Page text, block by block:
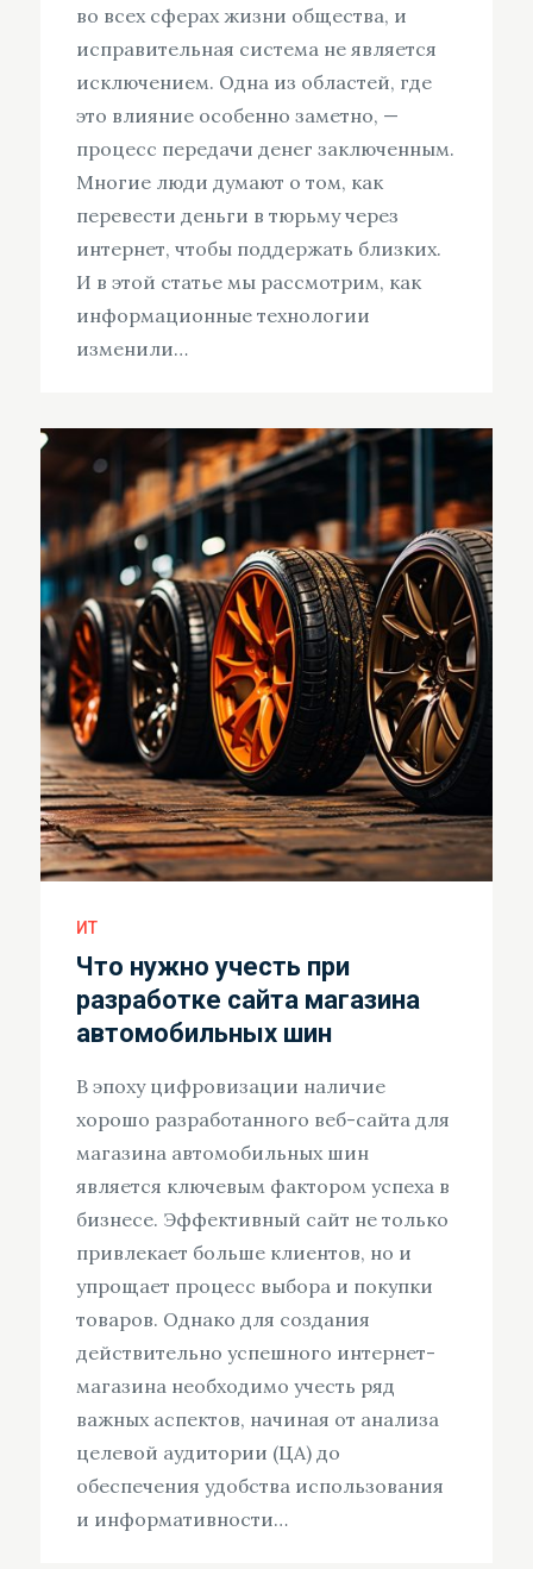
во всех сферах жизни общества, и
исправительная система не является
исключением. Одна из областей, где
это влияние особенно заметно, —
процесс передачи денег заключенным.
Многие люди думают о том, как
перевести деньги в тюрьму через
интернет, чтобы поддержать близких.
И в этой статье мы рассмотрим, как
информационные технологии
изменили…
ИТ
Что нужно учесть при
разработке сайта магазина
автомобильных шин
В эпоху цифровизации наличие
хорошо разработанного веб-сайта для
магазина автомобильных шин
является ключевым фактором успеха в
бизнесе. Эффективный сайт не только
привлекает больше клиентов, но и
упрощает процесс выбора и покупки
товаров. Однако для создания
действительно успешного интернет-
магазина необходимо учесть ряд
важных аспектов, начиная от анализа
целевой аудитории (ЦА) до
обеспечения удобства использования
и информативности…